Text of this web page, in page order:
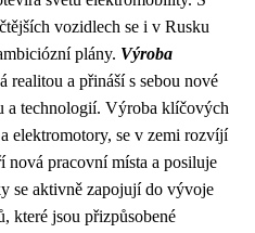
vozidlech se i v Rusku
plány. Výroba
realitou a přináší s sebou nové
a technologií. Výroba klíčových
elektromotory, se v zemi rozvíjí
nová pracovní místa a posiluje
se aktivně zapojují do vývoje
které jsou přizpůsobené